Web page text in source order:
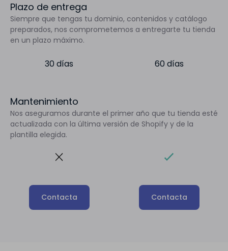
Plazo de entrega
Siempre que tengas tu dominio, contenidos y catálogo
preparados, nos comprometemos a entregarte tu tienda
en un plazo máximo.
30 días 60 días
Mantenimiento
Nos aseguramos durante el primer año que tu tienda esté
actualizada con la última versión de Shopify y de la
plantilla elegida.
Contacta Contacta